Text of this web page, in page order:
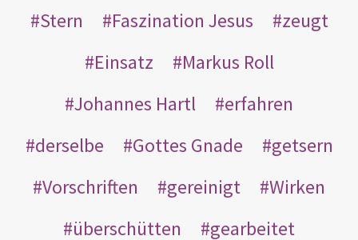
Stern
Faszination Jesus
zeugt
Einsatz
Markus Roll
Johannes Hartl
erfahren
derselbe
Gottes Gnade
getsern
Vorschriften
gereinigt
Wirken
überschütten
gearbeitet